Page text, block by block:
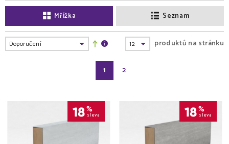
Mřížka Seznam
1 2
produktů na stránku
18%
sleva 18%
sleva